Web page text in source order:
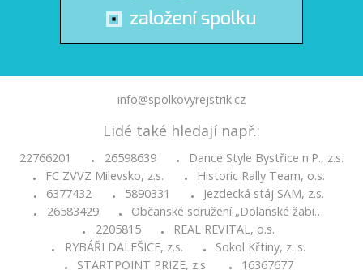
info@spolkovyrejstrik.cz
Lidé také hledají např.:
22766201 • 26598639 •
Dance Style Bystřice n.P., z.s.
•
FC ZVVZ Milevsko, z.s. •
Historic Rally Team, o.s.
•
6377432 • 5890331 •
Jezdecká stáj SAM, z.s.
•
26583429 •
Občanské sdružení „Dolanské žabi…
•
2205815 •
REAL REVITAL, o.s.
•
RYBÁŘI DALEŠICE, z.s. •
Sokol Křtiny, z. s.
STARTPOINT PRIZE, z.s. 16367677